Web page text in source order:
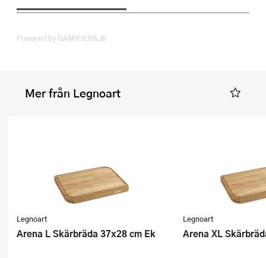
Powered by GAMIFIERA.®
Mer från Legnoart
Legnoart
Arena L Skärbräda 37x28 cm Ek
Legnoart
Arena XL